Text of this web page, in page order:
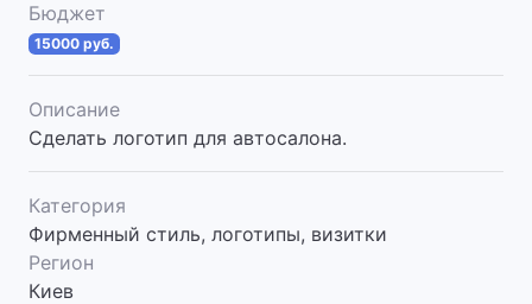
Бюджет
15000 руб.
Описание
Сделать логотип для автосалона.
Категория
Фирменный стиль, логотипы, визитки
Регион
Киев